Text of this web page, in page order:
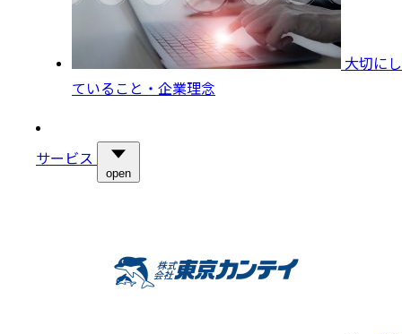
大切にし
ていること・企業理念
サービス
open